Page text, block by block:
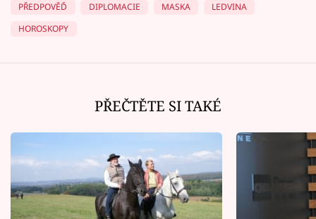
PŘEDPOVĚĎ
DIPLOMACIE MASKA
LEDVINA
HOROSKOPY
PŘEČTĚTE SI TAKÉ